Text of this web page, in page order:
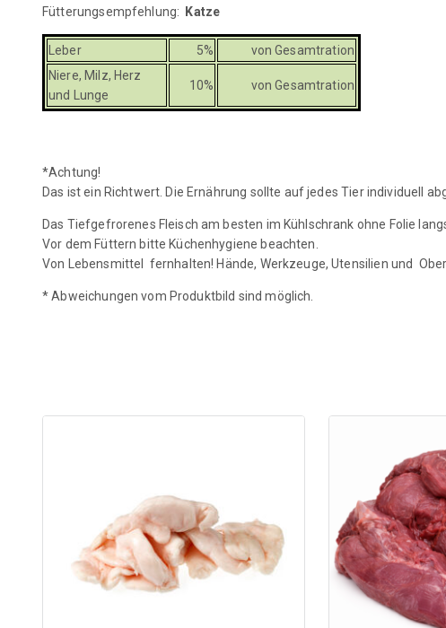
Fütterungsempfehlung: Katze
Leber 5%
von Gesamtration
Niere, Milz, Herz
und Lunge
10% von Gesamtration
*Achtung!
Das ist ein Richtwert. Die Ernährung sollte auf jedes Tier individuell
Das Tiefgefrorenes Fleisch am besten im Kühlschrank ohne Folie
Vor dem Füttern bitte Küchenhygiene beachten.
Von Lebensmittel fernhalten! Hände, Werkzeuge, Utensilien und
* Abweichungen vom Produktbild sind möglich.